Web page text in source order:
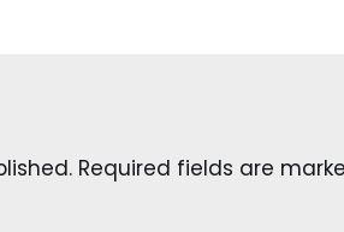
Required fields are